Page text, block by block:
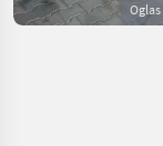
Oglas